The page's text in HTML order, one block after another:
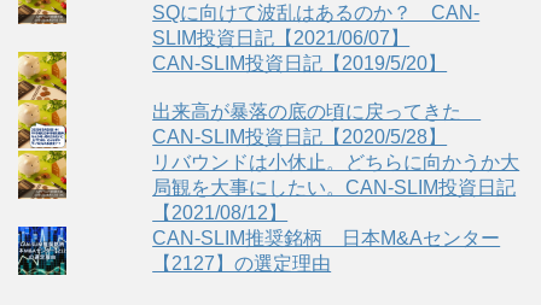
SQに向けて波乱はあるのか？ CAN-
SLIM投資日記【2021/06/07】
CAN-SLIM投資日記【2019/5/20】
出来高が暴落の底の頃に戻ってきた
CAN-SLIM投資日記【2020/5/28】
リバウンドは小休止。どちらに向かうか大
局観を大事にしたい。CAN-SLIM投資日記
【2021/08/12】
CAN-SLIM推奨銘柄 日本M&Aセンター
【2127】の選定理由